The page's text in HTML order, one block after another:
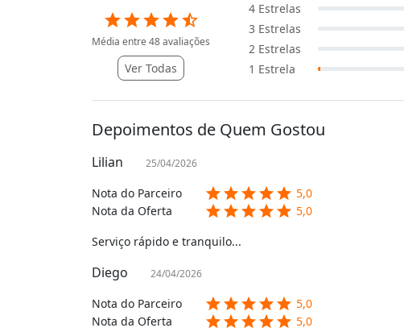
starstarstarstarstar_half
Média entre 48avaliações
Ver Todas
4 Estrelas
3 Estrelas
2 Estrelas
1 Estrela
Depoimentos de Quem Gostou
Lilian 25/04/2026
Nota do Parceiro starstarstarstarstar 5,0
Nota da Oferta
starstarstarstarstar 5,0
Serviço rápido e tranquilo...
Diego 24/04/2026
Nota do Parceiro starstarstarstarstar 5,0
Nota da Oferta
starstarstarstarstar 5,0